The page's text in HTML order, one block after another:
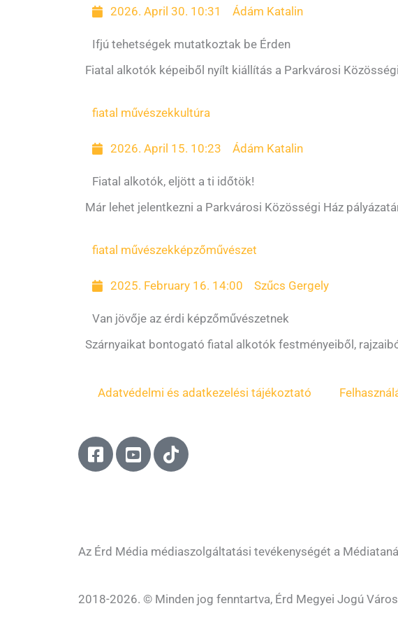
2026. April 30. 10:31 Ádám Katalin
Ifjú tehetségek mutatkoztak be Érden
Fiatal alkotók képeiből nyílt kiállítás a Parkvárosi
fiatal művészekkultúra
2026. April 15. 10:23 Ádám Katalin
Fiatal alkotók, eljött a ti időtök!
Már lehet jelentkezni a Parkvárosi Közösségi Ház
fiatal művészekképzőművészet
2025. February 16. 14:00 Szűcs Gergely
Van jövője az érdi képzőművészetnek
Szárnyaikat bontogató fiatal alkotók festményeiből,
Adatvédelmi és adatkezelési tájékoztató
F
a
o
s
Y
o
e
q
T
i
Az Érd Média médiaszolgáltatási tevékenységét a
2018-2026. © Minden jog fenntartva, Érd Megyei Jogú